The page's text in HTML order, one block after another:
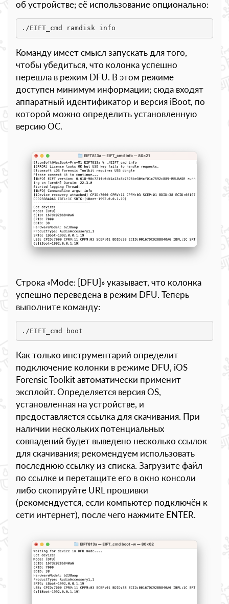
об устройстве; её использование опционально:
./EIFT_cmd ramdisk info
Команду имеет смысл запускать для того,
чтобы убедиться, что колонка успешно
перешла в режим DFU. В этом режиме
доступен минимум информации; сюда входят
аппаратный идентификатор и версия iBoot, по
которой можно определить установленную
версию ОС.
Строка «Mode: [DFU]» указывает, что колонка
успешно переведена в режим DFU. Теперь
выполните команду:
./EIFT_cmd boot
Как только инструментарий определит
подключение колонки в режиме DFU, iOS
Forensic Toolkit автоматически применит
эксплойт. Определяется версия OS,
установленная на устройстве, и
предоставляется ссылка для скачивания. При
наличии нескольких потенциальных
совпадений будет выведено несколько ссылок
для скачивания; рекомендуем использовать
последнюю ссылку из списка. Загрузите файл
по ссылке и перетащите его в окно консоли
либо скопируйте URL прошивки
(рекомендуется, если компьютер подключён к
сети интернет), после чего нажмите ENTER.